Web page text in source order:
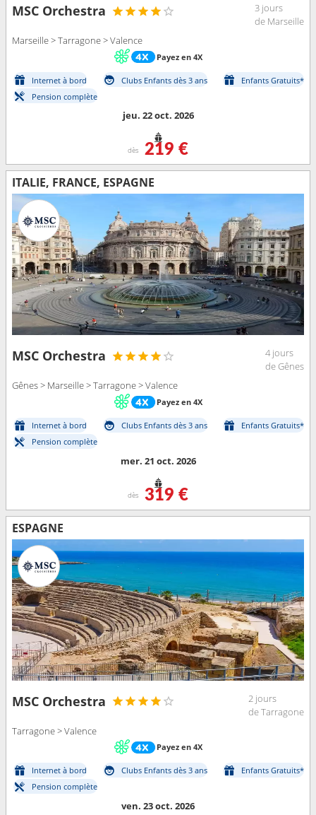
MSC Orchestra
3 jours
de Marseille
Marseille > Tarragone > Valence
Payez en 4X
Internet à bord Clubs Enfants dès 3 ans
Enfants Gratuits*
Pension complète
jeu. 22 oct. 2026
dès 219 €
ITALIE, FRANCE, ESPAGNE
MSC Orchestra
4 jours
de Gênes
Gênes > Marseille > Tarragone > Valence
Payez en 4X
Internet à bord Clubs Enfants dès 3 ans
Enfants Gratuits*
Pension complète
mer. 21 oct. 2026
dès 319 €
ESPAGNE
MSC Orchestra
2 jours
de Tarragone
Tarragone > Valence
Payez en 4X
Internet à bord Clubs Enfants dès 3 ans
Enfants Gratuits*
Pension complète
ven. 23 oct. 2026